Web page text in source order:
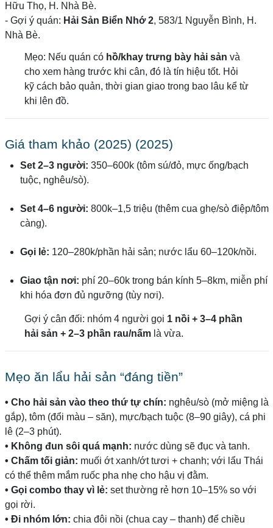
Hữu Thọ, H. Nhà Bè.
- Gợi ý quán: Hải Sản Biển Nhớ 2, 583/1 Nguyễn Bình, H.
Nhà Bè.
Mẹo: Nếu quán có hồ/khay trưng bày hải sản và
cho xem hàng trước khi cân, đó là tín hiệu tốt. Hỏi
kỹ cách bảo quản, thời gian giao trong bao lâu kể từ
khi lên đồ.
Giá tham khảo (2025) (2025)
Set 2–3 người: 350–600k (tôm sú/đỏ, mực ống/bạch
tuộc, nghêu/sò).
Set 4–6 người: 800k–1,5 triệu (thêm cua ghẹ/sò điệp/tôm
càng).
Gọi lẻ: 120–280k/phần hải sản; nước lẩu 60–120k/nồi.
Giao tận nơi: phí 20–60k trong bán kính 5–8km, miễn phí
khi hóa đơn đủ ngưỡng (tùy nơi).
Gợi ý cân đối: nhóm 4 người gọi 1 nồi + 3–4 phần
hải sản + 2–3 phần rau/nấmlà vừa.
Mẹo ăn lẩu hải sản “đáng tiền”
• Cho hải sản vào theo thứ tự chín: nghêu/sò (mở miệng là
gắp), tôm (đổi màu – săn), mực/bạch tuộc (8–90 giây), cá phi
lê (2–3 phút).
• Không đun sôi quá mạnh: nước dùng sẽ đục và tanh.
• Chấm tối giản: muối ớt xanh/ớt tươi + chanh; với lẩu Thái
có thể thêm mắm ruốc pha nhẹ cho hậu vị đằm.
• Gọi combo thay vì lẻ: set thường rẻ hơn 10–15% so với
gọi rời.
• Đi nhóm lớn: chia đôi nồi (chua cay – thanh) để chiều